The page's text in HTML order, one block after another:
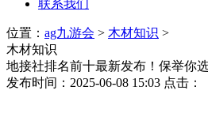
联系我们
位置： ag九游会 > 木材知识 >
木材知识
地接社排名前十最新发布！保举你
发布时间：2025-06-08 15:03 点击：